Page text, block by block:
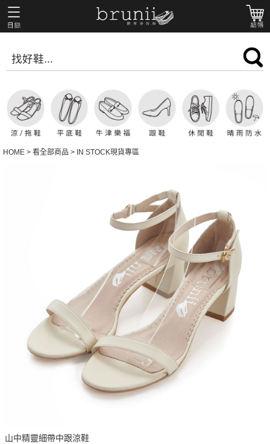
HOME > 看全部商品 > IN STOCK現貨專區
山中精靈細帶中跟涼鞋